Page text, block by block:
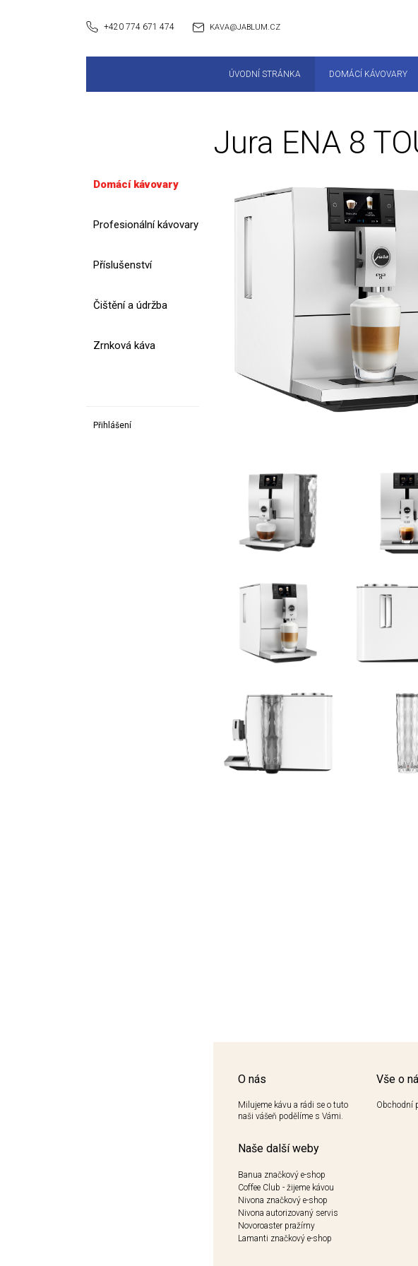
ÚVODNÍ STRÁNKA DOMÁCÍ KÁVOVARY
+420 774 671 474 KAVA@JABLUM.CZ
Jura ENA 8
Domácí kávovary
Profesionální kávovary
Příslušenství
Čištění a údržba
Zrnková káva
Přihlášení
O nás
Milujeme kávu a rádi se o tuto
naši vášeň podělíme s Vámi.
Naše další weby
Banua značkový e-shop
Coffee Club - žijeme kávou
Nivona značkový e-shop
Nivona autorizovaný servis
Novoroaster pražírny
Lamanti značkový e-shop
Vše o
Obchodní